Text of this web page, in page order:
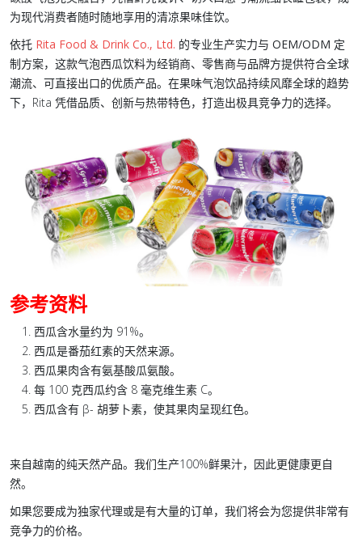
为现代消费者随时随地享用的清凉果味佳饮。
依托 Rita Food & Drink Co., Ltd. 的专业生产实力与 OEM/ODM 定
制方案，这款气泡西瓜饮料为经销商、零售商与品牌方提供符合全球
潮流、可直接出口的优质产品。在果味气泡饮品持续风靡全球的趋势
下，Rita 凭借品质、创新与热带特色，打造出极具竞争力的选择。
参考资料
西瓜含水量约为 91%。
西瓜是番茄红素的天然来源。
西瓜果肉含有氨基酸瓜氨酸。
每 100 克西瓜约含 8 毫克维生素 C。
西瓜含有 β- 胡萝卜素，使其果肉呈现红色。
来自越南的纯天然产品。我们生产100%鲜果汁，因此更健康更自
然。
如果您要成为独家代理或是有大量的订单，我们将会为您提供非常有
竞争力的价格。